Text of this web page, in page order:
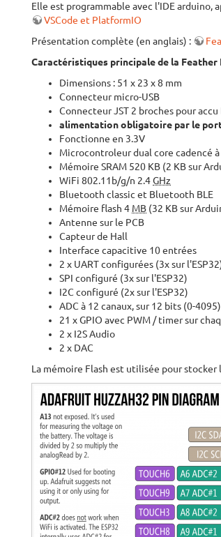
Elle est programmable avec l'IDE arduino,
VSCode et PlatformIO
Présentation complète (en anglais) :
Caractéristiques principale de la Feather
Dimensions : 51 x 23 x 8 mm
Connecteur micro-USB
Connecteur JST 2 broches pour
alimentation obligatoire par le
Fonctionne en 3.3V
Microcontroleur dual core cadencé
Mémoire SRAM 520 KB (2 KB sur
WiFi 802.11b/g/n 2.4GHz
Bluetooth classic et Bluetooth BLE
Mémoire flash 4 MB (32 KB sur
Antenne sur le PCB
Capteur de Hall
Interface capacitive 10 entrées
2 x UART configurées (3x sur
SPI configuré (3x sur l'ESP32)
I2C configuré (2x sur l'ESP32)
ADC à 12 canaux, sur 12 bits (0-4095)
21 x GPIO avec PWM / timer sur
2 x I2S Audio
2 x DAC
La mémoire Flash est utilisée pour stocker